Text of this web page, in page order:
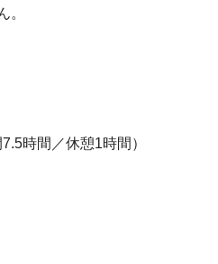
。
時間／休憩1時間）